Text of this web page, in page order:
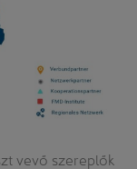
vevő szereplők